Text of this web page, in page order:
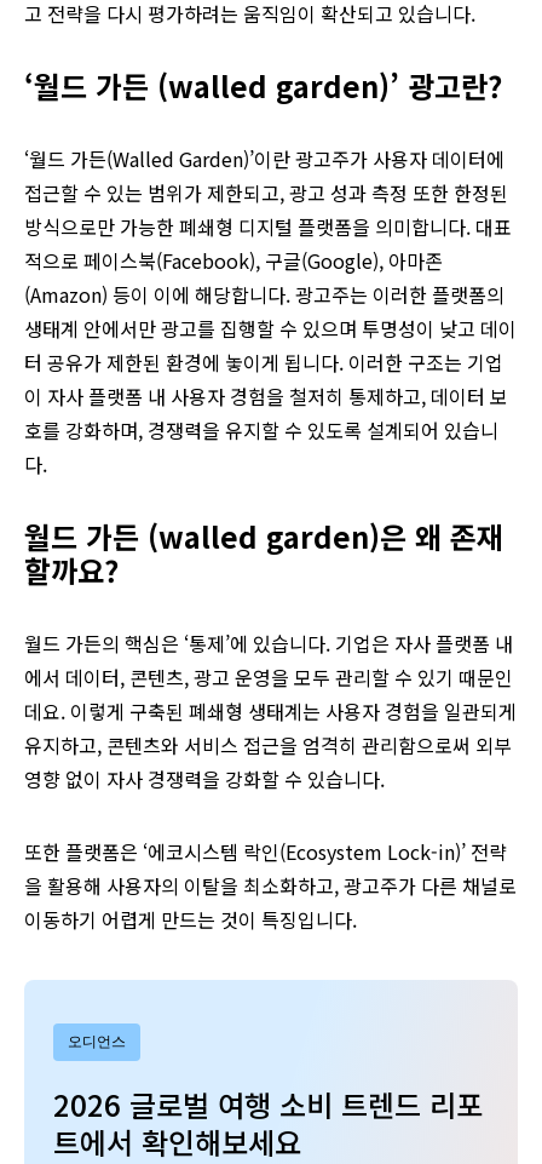
고 전략을 다시 평가하려는 움직임이 확산되고 있습니다.
‘월드 가든 (walled garden)’ 광고란?
‘월드 가든(Walled Garden)’이란 광고주가 사용자 데이터에
접근할 수 있는 범위가 제한되고, 광고 성과 측정 또한 한정된
방식으로만 가능한 폐쇄형 디지털 플랫폼을 의미합니다. 대표
적으로 페이스북(Facebook), 구글(Google), 아마존
(Amazon) 등이 이에 해당합니다. 광고주는 이러한 플랫폼의
생태계 안에서만 광고를 집행할 수 있으며 투명성이 낮고 데이
터 공유가 제한된 환경에 놓이게 됩니다. 이러한 구조는 기업
이 자사 플랫폼 내 사용자 경험을 철저히 통제하고, 데이터 보
호를 강화하며, 경쟁력을 유지할 수 있도록 설계되어 있습니
다.
월드 가든 (walled garden)은 왜 존재
할까요?
월드 가든의 핵심은 ‘통제’에 있습니다. 기업은 자사 플랫폼 내
에서 데이터, 콘텐츠, 광고 운영을 모두 관리할 수 있기 때문인
데요. 이렇게 구축된 폐쇄형 생태계는 사용자 경험을 일관되게
유지하고, 콘텐츠와 서비스 접근을 엄격히 관리함으로써 외부
영향 없이 자사 경쟁력을 강화할 수 있습니다.
또한 플랫폼은 ‘에코시스템 락인(Ecosystem Lock-in)’ 전략
을 활용해 사용자의 이탈을 최소화하고, 광고주가 다른 채널로
이동하기 어렵게 만드는 것이 특징입니다.
오디언스
2026 글로벌 여행 소비 트렌드 리포
트에서 확인해보세요